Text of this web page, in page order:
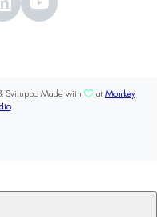
Sviluppo Made with at Monkey